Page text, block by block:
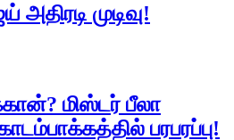
முடிவு!
மிஸ்டர் பீலா
பரபரப்பு!